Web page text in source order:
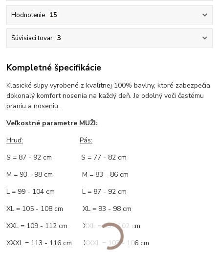
Hodnotenie 15
Súvisiaci tovar 3
Kompletné špecifikácie
Klasické slipy vyrobené z kvalitnej 100% bavlny, ktoré zabezpečia
dokonalý komfort nosenia na každý deň. Je odolný voči častému
praniu a noseniu.
Veľkostné parametre MUŽI:
Hruď:
Pás:
S = 87 - 92 cm S = 77 - 82 cm
M = 93 - 98 cm M = 83 - 86 cm
L = 99 - 104 cm L = 87 - 92 cm
XL = 105 - 108 cm XL = 93 - 98 cm
XXL = 109 - 112 cm XXL = 99 - 102 cm
XXXL = 113 - 116 cm XXXL = 103 - 106 cm